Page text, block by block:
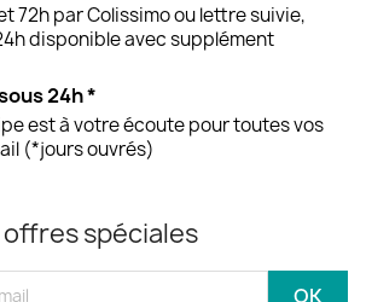
72h par Colissimo ou lettre suivie,
disponible avec supplément
24h *
est à votre écoute pour toutes vos
(*jours ouvrés)
spéciales